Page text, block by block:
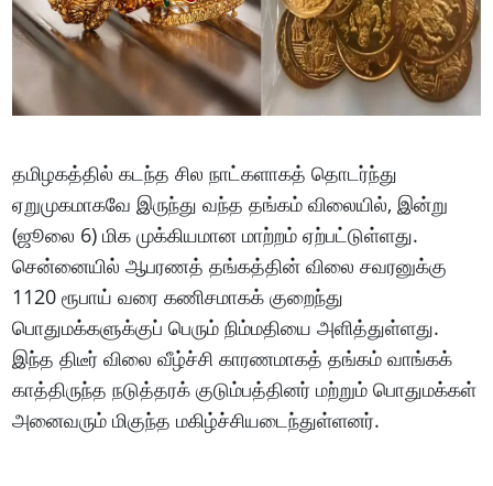
தமிழகத்தில் கடந்த சில நாட்களாகத் தொடர்ந்து
ஏறுமுகமாகவே இருந்து வந்த தங்கம் விலையில், இன்று
(ஜூலை 6) மிக முக்கியமான மாற்றம் ஏற்பட்டுள்ளது.
சென்னையில் ஆபரணத் தங்கத்தின் விலை சவரனுக்கு
1120 ரூபாய் வரை கணிசமாகக் குறைந்து
பொதுமக்களுக்குப் பெரும் நிம்மதியை அளித்துள்ளது.
இந்த திடீர் விலை வீழ்ச்சி காரணமாகத் தங்கம் வாங்கக்
காத்திருந்த நடுத்தரக் குடும்பத்தினர் மற்றும் பொதுமக்கள்
அனைவரும் மிகுந்த மகிழ்ச்சியடைந்துள்ளனர்.